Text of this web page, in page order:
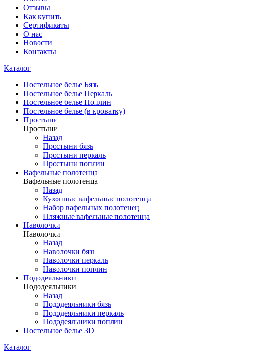
Отзывы
Как купить
Сертификаты
О нас
Новости
Контакты
Каталог
Постельное белье Бязь
Постельное белье Перкаль
Постельное белье Поплин
Постельное белье (в кроватку)
Простыни
Простыни
Назад
Простыни бязь
Простыни перкаль
Простыни поплин
Вафельные полотенца
Вафельные полотенца
Назад
Кухонные вафельные полотенца
Набор вафельных полотенец
Пляжные вафельные полотенца
Наволочки
Наволочки
Назад
Наволочки бязь
Наволочки перкаль
Наволочки поплин
Пододеяльники
Пододеяльники
Назад
Пододеяльники бязь
Пододеяльники перкаль
Пододеяльники поплин
Постельное белье 3D
Каталог